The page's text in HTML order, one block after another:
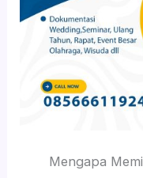
Mengapa